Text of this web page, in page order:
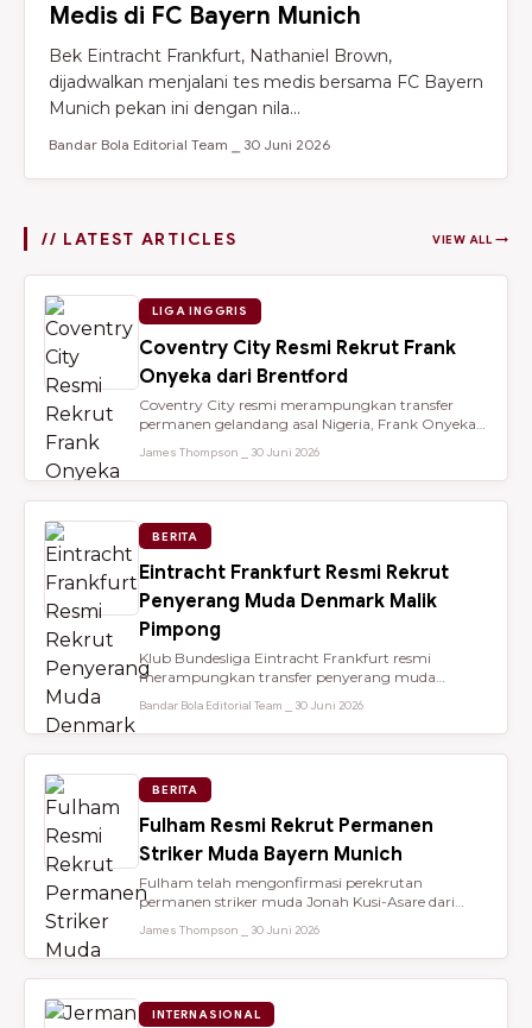
Medis di FC Bayern Munich
Bek Eintracht Frankfurt, Nathaniel Brown,
dijadwalkan menjalani tes medis bersama FC Bayern
Munich pekan ini dengan nila...
Bandar Bola Editorial Team ⎯ 30 Juni 2026
// LATEST ARTICLES VIEW ALL →
LIGA INGGRIS
Coventry City Resmi Rekrut Frank
Onyeka dari Brentford
Coventry City resmi merampungkan transfer
permanen gelandang asal Nigeria, Frank Onyeka,
James Thompson ⎯ 30 Juni 2026
BERITA
Eintracht Frankfurt Resmi Rekrut
Penyerang Muda Denmark Malik
Pimpong
Klub Bundesliga Eintracht Frankfurt resmi
merampungkan transfer penyerang muda
Bandar Bola Editorial Team ⎯ 30 Juni 2026
BERITA
Fulham Resmi Rekrut Permanen
Striker Muda Bayern Munich
Fulham telah mengonfirmasi perekrutan
permanen striker muda Jonah Kusi-Asare dari
James Thompson ⎯ 30 Juni 2026
INTERNASIONAL